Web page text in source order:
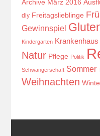
Archive März 2016
diy Freitagslieblinge
Gewinnspiel
Kindergarten Krankenhaus
Natur Pflege Politik
Schwangerschaft Sommer
Weihnachten